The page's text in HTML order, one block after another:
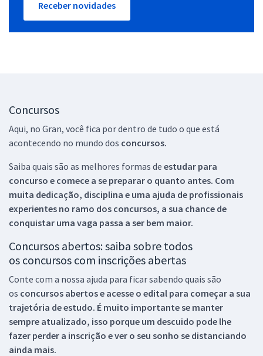
Receber novidades
Concursos
Aqui, no Gran, você fica por dentro de tudo o que está
acontecendo no mundo dos concursos.
Saiba quais são as melhores formas de estudar para
concurso e comece a se preparar o quanto antes. Com
muita dedicação, disciplina e uma ajuda de profissionais
experientes no ramo dos concursos, a sua chance de
conquistar uma vaga passa a ser bem maior.
Concursos abertos: saiba sobre todos
os concursos com inscrições abertas
Conte com a nossa ajuda para ficar sabendo quais são
os concursos abertos e acesse o edital para começar a sua
trajetória de estudo. É muito importante se manter
sempre atualizado, isso porque um descuido pode lhe
fazer perder a inscrição e ver o seu sonho se distanciando
ainda mais.